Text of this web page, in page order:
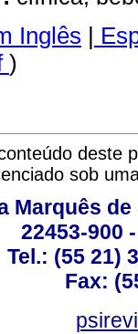
Inglês |
)
deste
sob
Marquês de
22453-900
Tel.: (55 21)
Fax: